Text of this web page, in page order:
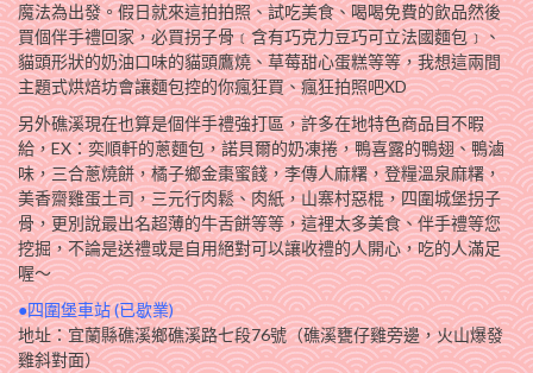
魔法為出發。假日就來這拍拍照、試吃美食、喝喝免費的飲品然後
買個伴手禮回家，必買拐子骨﹝含有巧克力豆巧可立法國麵包﹞、
貓頭形狀的奶油口味的貓頭鷹燒、草莓甜心蛋糕等等，我想這兩間
主題式烘焙坊會讓麵包控的你瘋狂買、瘋狂拍照吧XD
另外礁溪現在也算是個伴手禮強打區，許多在地特色商品目不暇
給，EX：奕順軒的蔥麵包，諾貝爾的奶凍捲，鴨喜露的鴨翅、鴨滷
味，三合蔥燒餅，橘子鄉金棗蜜餞，李傳人麻糬，登糧溫泉麻糬，
美香齋雞蛋土司，三元行肉鬆、肉紙，山寨村惡棍，四圍城堡拐子
骨，更別說最出名超薄的牛舌餅等等，這裡太多美食、伴手禮等您
挖掘，不論是送禮或是自用絕對可以讓收禮的人開心，吃的人滿足
喔～
●四圍堡車站 (已歇業)
地址：宜蘭縣礁溪鄉礁溪路七段76號（礁溪甕仔雞旁邊，火山爆發
雞斜對面）